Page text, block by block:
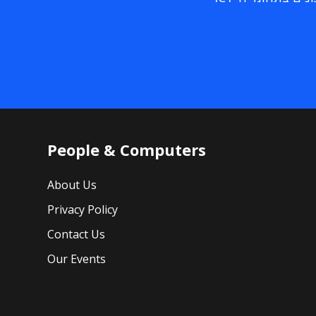
People & Computers
About Us
Privacy Policy
Contact Us
Our Events